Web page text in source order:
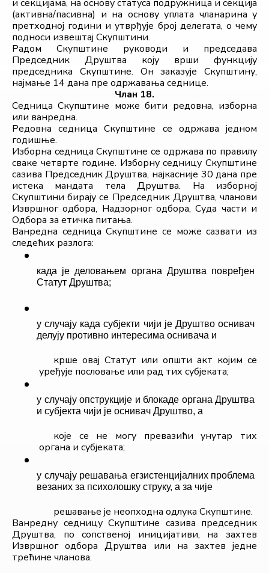
и секцијама, на основу статуса подружница и секција
(активна/пасивна) и на основу уплата чланарина у
претходној години и утврђује број делегата, о чему
подноси извештај Скупштини.
Радом Скупштине руководи и председава
Председник Друштва коју врши функцију
председника Скупштине. Он заказује Скупштину,
најмање 14 дана пре одржавања седнице.
Члан 18.
Седница Скупштине може бити редовна, изборна
или ванредна.
Редовна седница Скупштине се одржава једном
годишње.
Изборна седница Скупштине се одржава по правилу
сваке четврте године. Изборну седницу Скупштине
сазива Председник Друштва, најкасније 30 дана пре
истека мандата тела Друштва. На изборној
Скупштини бирају се Председник Друштва, чланови
Извршног одбора, Надзорног одбора, Суда части и
Одбора за етичка питања.
Ванредна седница Скупштине се може сазвати из
следећих разлога:
када је деловањем органа Друштва повређен
Статут Друштва;
у случају када субјекти чији је Друштво оснивач
делују противно интересима оснивача и
крше овај Статут или општи акт којим се
уређује пословањe или рад тих субјеката;
у случају опструкције и блокаде органа Друштва
и субјекта чији је оснивач Друштво, а
које се не могу превазићи унутар тих
органа и субјеката;
у случају решавања егзистенцијалних проблема
везаних за психолошку струку, а за чије
решавање је неопходна одлука Скупштине.
Ванредну седницу Скупштине сазива председник
Друштва, по сопственој иницијативи, на захтев
Извршног одборa Друштва или на захтев једне
трећине чланова.